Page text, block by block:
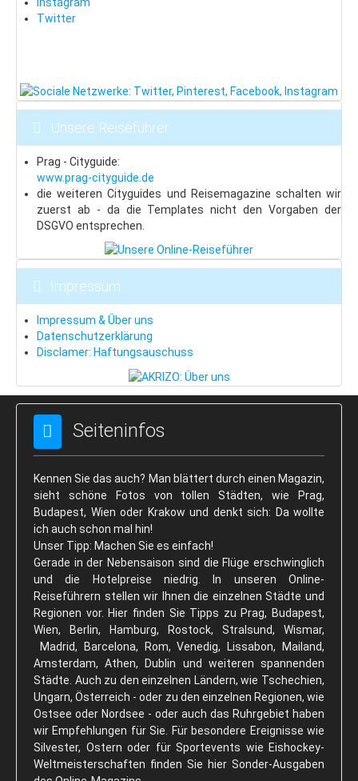
Hotel-Tipps
Böhmerwald
Zelezna Ruda
Isergebirge
Janov
Albrechtice
Adlergebirge
Last Minute
Skiareal Ricky
Beskiden
Schneeinfo
Silvester
Silvester in London
Silvester in Prag
Fewos & Häuser
Prag: Hotels & Pensionen
Vintage-Hotels
Wir für Sie
AKRIZO-Reisen: Über uns
Twitter
Unsere Reiseführer
Prag - Cityguide:
www.prag-cityguide.de
die weiteren Cityguides und Reisemagazine schalten wir
zuerst ab - da die Templates nicht den Vorgaben der
DSGVO entsprechen.
Impressum
Impressum & Über uns
Datenschutzerklärung
Disclamer: Haftungsauschuss
Seiteninfos
Kennen Sie das auch? Man blättert durch einen Magazin,
sieht schöne Fotos von tollen Städten, wie Prag,
Budapest, Wien oder Krakow und denkt sich: Da wollte
ich auch schon mal hin!
Unser Tipp: Machen Sie es einfach!
Gerade in der Nebensaison sind die Flüge erschwinglich
und die Hotelpreise niedrig. In unseren Online-
Reiseführern stellen wir Ihnen die einzelnen Städte und
Regionen vor. Hier finden Sie Tipps zu Prag, Budapest,
Wien, Berlin, Hamburg, Rostock, Stralsund, Wismar,
Madrid, Barcelona, Rom, Venedig, Lissabon, Mailand,
Amsterdam, Athen, Dublin und weiteren spannenden
Städte. Auch zu den einzelnen Ländern, wie Tschechien,
Ungarn, Österreich - oder zu den einzelnen Regionen, wie
Ostsee oder Nordsee - oder auch das Ruhrgebiet haben
wir Empfehlungen für Sie. Für besondere Ereignisse wie
Silvester, Ostern oder für Sportevents wie Eishockey-
Weltmeisterschaften finden Sie hier Sonder-Ausgaben